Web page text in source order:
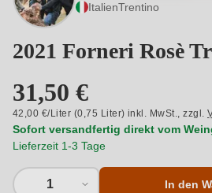
ItalienTrentino
2021 Forneri Rosè
31,50 €
42,00 €/Liter (0,75 Liter) inkl. MwSt.,zzgl.
Sofort versandfertig direkt vom
Lieferzeit 1-3 Tage
1 In den